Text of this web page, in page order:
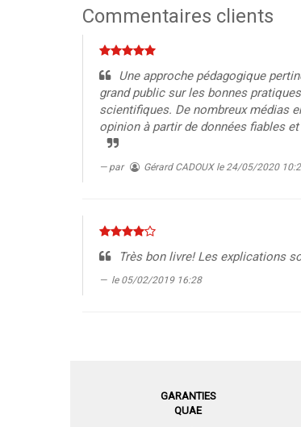
Commentaires clients
Une approche pédagogique
grand public sur les bonnes
scientifiques. De nombreux médias
opinion à partir de données fiables
par Gérard CADOUX le 24/05/2020
Très bon livre! Les explications
le 05/02/2019 16:28
GARANTIES
QUAE